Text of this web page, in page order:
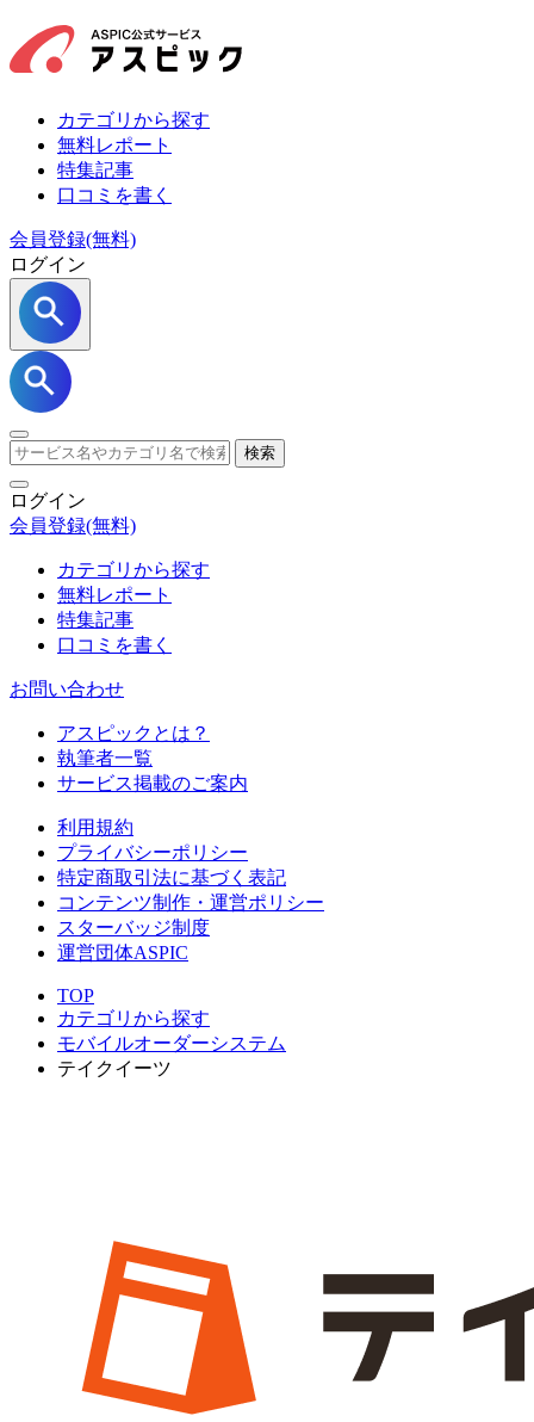
カテゴリから探す
無料レポート
特集記事
口コミを書く
会員登録(無料)
ログイン
検索
ログイン
会員登録(無料)
カテゴリから探す
無料レポート
特集記事
口コミを書く
お問い合わせ
アスピックとは？
執筆者一覧
サービス掲載のご案内
利用規約
プライバシーポリシー
特定商取引法に基づく表記
コンテンツ制作・運営ポリシー
スターバッジ制度
運営団体ASPIC
TOP
カテゴリから探す
モバイルオーダーシステム
テイクイーツ